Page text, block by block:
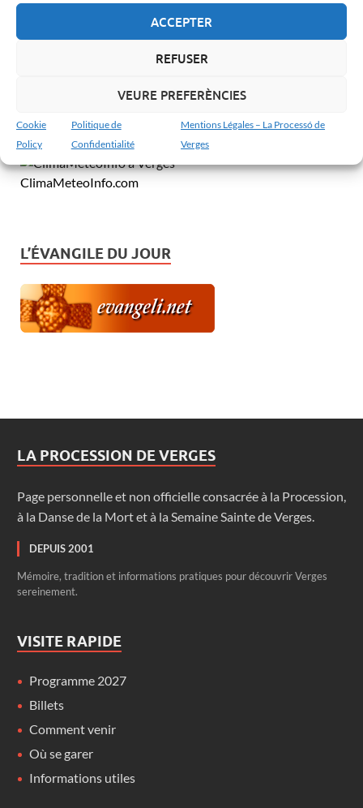
ACCEPTER
REFUSER
VEURE PREFERÈNCIES
Cookie
Policy
Politique de
Confidentialité
Mentions Légales – La Processó de
Verges
MeteoVerges.cat
ClimaMeteoInfo.com
L’ÉVANGILE DU JOUR
LA PROCESSION DE VERGES
Page personnelle et non officielle consacrée à la Procession,
à la Danse de la Mort et à la Semaine Sainte de Verges.
DEPUIS 2001
Mémoire, tradition et informations pratiques pour découvrir Verges
sereinement.
VISITE RAPIDE
Programme 2027
Billets
Comment venir
Où se garer
Informations utiles